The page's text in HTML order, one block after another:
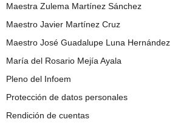
Maestra Zulema Martínez Sánchez
Maestro Javier Martínez Cruz
Maestro José Guadalupe Luna Hernández
María del Rosario Mejía Ayala
Pleno del Infoem
Protección de datos personales
Rendición de cuentas